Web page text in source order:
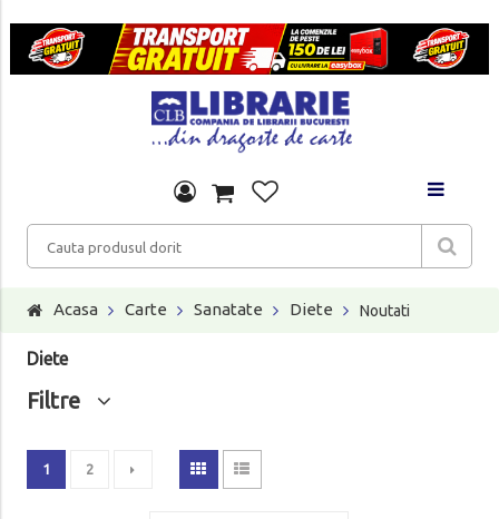
Acasa Carte Sanatate Diete Noutati
Diete
Filtre
1 2